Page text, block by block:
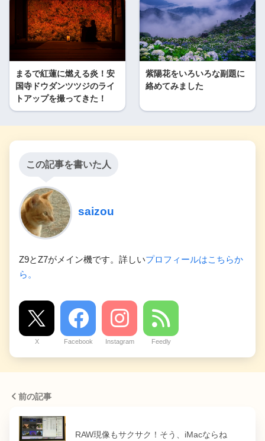
まるで紅蓮に燃える炎！安
国寺ドウダンツツジのライ
トアップを撮ってきた！
紫陽花をいろいろな副題に
絡めてみました
この記事を書いた人
saizou
Z9とZ7がメイン機です。詳しいプロフィールはこちらか
ら。
X Facebook Instagram Feedly
前の記事
RAW現像もサクサク！そう、iMacならね